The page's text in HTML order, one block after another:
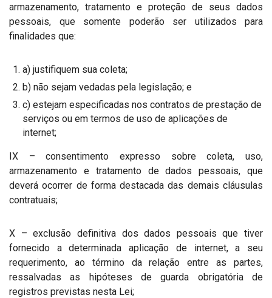
armazenamento, tratamento e proteção de seus dados
pessoais, que somente poderão ser utilizados para
finalidades que:
a) justifiquem sua coleta;
b) não sejam vedadas pela legislação; e
c) estejam especificadas nos contratos de prestação de
serviços ou em termos de uso de aplicações de
internet;
IX – consentimento expresso sobre coleta, uso,
armazenamento e tratamento de dados pessoais, que
deverá ocorrer de forma destacada das demais cláusulas
contratuais;
X – exclusão definitiva dos dados pessoais que tiver
fornecido a determinada aplicação de internet, a seu
requerimento, ao término da relação entre as partes,
ressalvadas as hipóteses de guarda obrigatória de
registros previstas nesta Lei;